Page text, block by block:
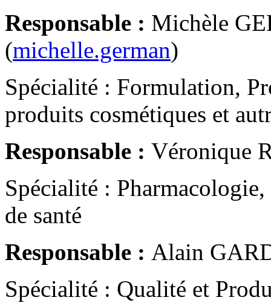
Responsable : Michèle
(michelle.german)
Spécialité : Formulation,
produits cosmétiques et
Responsable : Véronique
Spécialité :
de santé
Responsable : Alain
Spécialité : Qualité et